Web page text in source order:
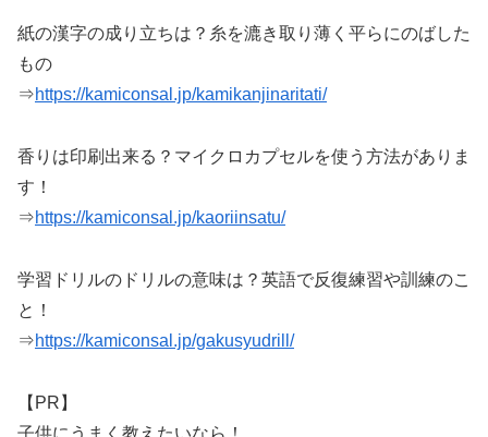
紙の漢字の成り立ちは？糸を漉き取り薄く平らにのばした
もの
⇒https://kamiconsal.jp/kamikanjinaritati/
香りは印刷出来る？マイクロカプセルを使う方法がありま
す！
⇒https://kamiconsal.jp/kaoriinsatu/
学習ドリルのドリルの意味は？英語で反復練習や訓練のこ
と！
⇒https://kamiconsal.jp/gakusyudrill/
【PR】
子供にうまく教えたいなら！